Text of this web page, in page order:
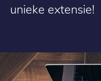
unieke extensie!